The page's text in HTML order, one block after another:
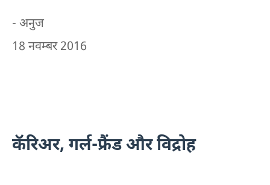
- अनुज
18 नवम्बर 2016
कॅरिअर, गर्ल-फ्रैंड और विद्रोह